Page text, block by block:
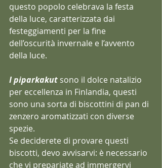
questo popolo celebrava la festa
della luce, caratterizzata dai
festeggiamenti per la fine
dell’oscurità invernale e l’avvento
della luce.
I piparkakut sono il dolce natalizio
per eccellenza in Finlandia, questi
sono una sorta di biscottini di pan di
zenzero aromatizzati con diverse
spezie.
Se deciderete di provare questi
biscotti, devo avvisarvi: è necessario
che vi prepariate ad immergervi